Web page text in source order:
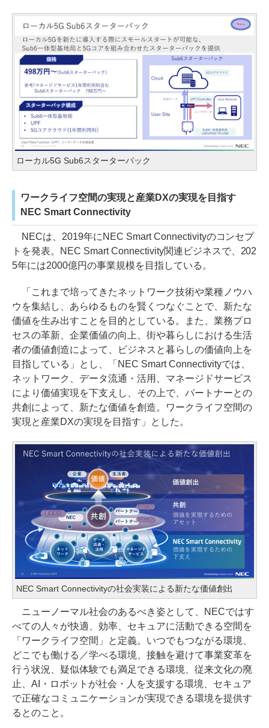
ローカル5G Sub6スターターパック
ワークライフ空間の実現と産業DXの実現を目指す
NEC Smart Connectivity
NECは、2019年にNEC Smart Connectivityのコンセプ
トを発表。NEC Smart Connectivity関連ビジネスで、202
5年には2000億円の事業規模を目指している。
「これまで培ってきたネットワーク技術や業種ノウハ
ウを集結し、あらゆるものを賢くつなぐことで、新たな
価値を生み出すことを目的としている。また、業務プロ
セスの革新、企業価値の向上、街や暮らしにおける生活
者の価値創造によって、ビジネスと暮らしの価値向上を
目指している」とし、「NEC Smart Connectivityでは、
ネットワーク、データ流通・活用、マネージドサービス
により価値実現を下支えし、その上で、パートナーとの
共創によって、新たな価値を創造。ワークライフ空間の
実現と産業DXの実現を目指す」とした。
NEC Smart Connectivityの社会実装による新たな価値創出
ニューノーマル社会のあるべき姿として、NECではす
べての人々が快適、効率、セキュアに活動できる空間を
「ワークライフ空間」と定義。いつでもつながる環境、
どこでも働ける／学べる環境、接触を避けて事業変革を
行う状況、疑似体験でも満足できる環境、従来文化の廃
止、AI・ロボットが社会・人を支援する環境、セキュア
で正確なコミュニケーションが実現できる環境を提供す
るとのこと。